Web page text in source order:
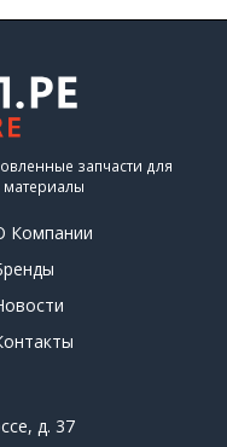
запчасти для
материалы
Компании
д. 37